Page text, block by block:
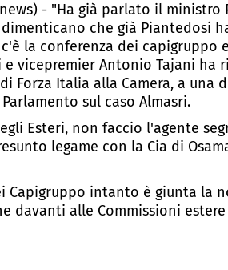
- "Ha già parlato il
che già Piantedosi
la conferenza dei capigruppo
vicepremier Antonio Tajani ha
Forza Italia alla Camera, a
sul caso Almasri.
Esteri, non faccio l'agente
legame con la Cia di
Capigruppo intanto è giunta la
davanti alle Commissioni estere